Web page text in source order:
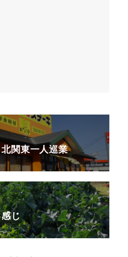
関東一人巡業
感じ